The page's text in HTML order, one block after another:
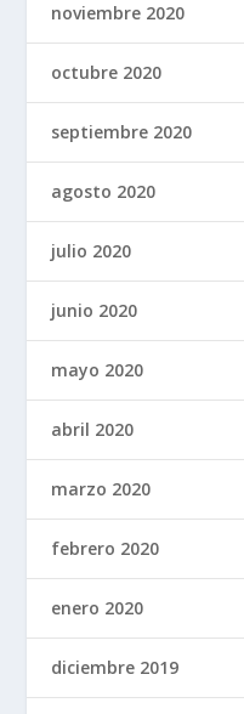
noviembre 2020
octubre 2020
septiembre 2020
agosto 2020
julio 2020
junio 2020
mayo 2020
abril 2020
marzo 2020
febrero 2020
enero 2020
diciembre 2019